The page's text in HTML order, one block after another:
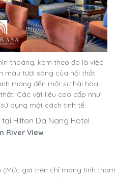
thoáng, kèm theo đó là việc
màu tươi sáng của nội thất
mang đến một sự hài hòa
Các vật liệu cao cấp như
dụng một cách tinh tế.
Hilton Da Nang Hotel
River View
(Mức giá trên chỉ mang tính tham